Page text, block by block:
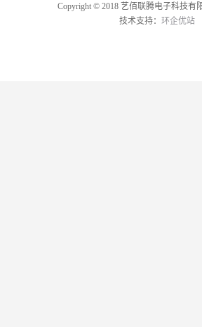
Copyright © 2018 艺佰联腾电子科技有
技术支持： 环企优站